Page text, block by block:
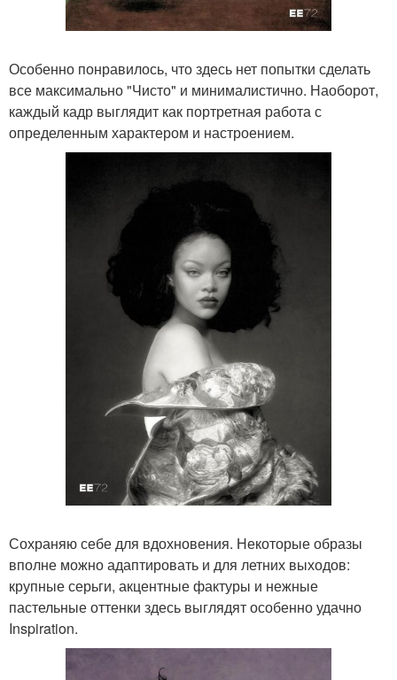
Особенно понравилось, что здесь нет попытки сделать
все максимально "Чисто" и минималистично. Наоборот,
каждый кадр выглядит как портретная работа с
определенным характером и настроением.
Сохраняю себе для вдохновения. Некоторые образы
вполне можно адаптировать и для летних выходов:
крупные серьги, акцентные фактуры и нежные
пастельные оттенки здесь выглядят особенно удачно
Inspiration.